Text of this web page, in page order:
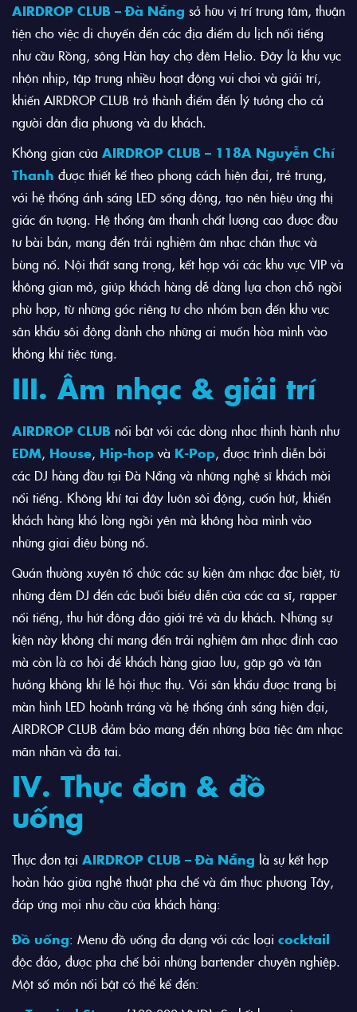
AIRDROP CLUB – Đà Nẵng sở hữu vị trí trung tâm, thuận
tiện cho việc di chuyển đến các địa điểm du lịch nổi tiếng
như cầu Rồng, sông Hàn hay chợ đêm Helio. Đây là khu vực
nhộn nhịp, tập trung nhiều hoạt động vui chơi và giải trí,
khiến AIRDROP CLUB trở thành điểm đến lý tưởng cho cả
người dân địa phương và du khách.
Không gian của AIRDROP CLUB – 118A Nguyễn Chí
Thanh được thiết kế theo phong cách hiện đại, trẻ trung,
với hệ thống ánh sáng LED sống động, tạo nên hiệu ứng thị
giác ấn tượng. Hệ thống âm thanh chất lượng cao được đầu
tư bài bản, mang đến trải nghiệm âm nhạc chân thực và
bùng nổ. Nội thất sang trọng, kết hợp với các khu vực VIP và
không gian mở, giúp khách hàng dễ dàng lựa chọn chỗ ngồi
phù hợp, từ những góc riêng tư cho nhóm bạn đến khu vực
sân khấu sôi động dành cho những ai muốn hòa mình vào
không khí tiệc tùng.
III. Âm nhạc & giải trí
AIRDROP CLUB nổi bật với các dòng nhạc thịnh hành như
EDM, House, Hip-hop và K-Pop, được trình diễn bởi
các DJ hàng đầu tại Đà Nẵng và những nghệ sĩ khách mời
nổi tiếng. Không khí tại đây luôn sôi động, cuốn hút, khiến
khách hàng khó lòng ngồi yên mà không hòa mình vào
những giai điệu bùng nổ.
Quán thường xuyên tổ chức các sự kiện âm nhạc đặc biệt, từ
những đêm DJ đến các buổi biểu diễn của các ca sĩ, rapper
nổi tiếng, thu hút đông đảo giới trẻ và du khách. Những sự
kiện này không chỉ mang đến trải nghiệm âm nhạc đỉnh cao
mà còn là cơ hội để khách hàng giao lưu, gặp gỡ và tận
hưởng không khí lễ hội thực thụ. Với sân khấu được trang bị
màn hình LED hoành tráng và hệ thống ánh sáng hiện đại,
AIRDROP CLUB đảm bảo mang đến những bữa tiệc âm nhạc
mãn nhãn và đã tai.
IV. Thực đơn & đồ
uống
Thực đơn tại AIRDROP CLUB – Đà Nẵng là sự kết hợp
hoàn hảo giữa nghệ thuật pha chế và ẩm thực phương Tây,
đáp ứng mọi nhu cầu của khách hàng:
Đồ uống: Menu đồ uống đa dạng với các loại cocktail
độc đáo, được pha chế bởi những bartender chuyên nghiệp.
Một số món nổi bật có thể kể đến: